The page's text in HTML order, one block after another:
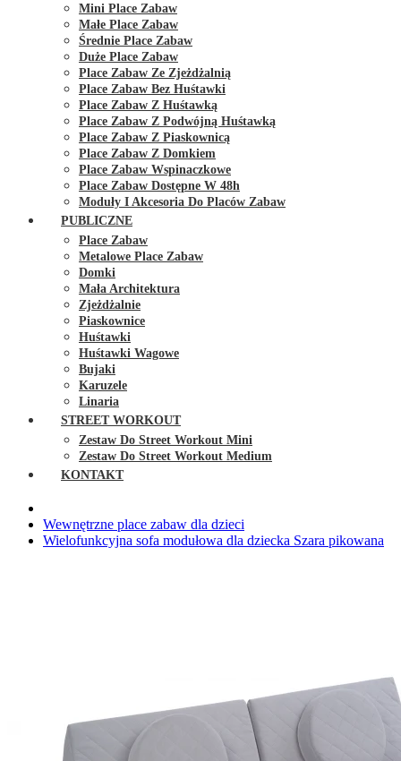
Mini Place Zabaw
Małe Place Zabaw
Średnie Place Zabaw
Duże Place Zabaw
Place Zabaw Ze Zjeżdżalnią
Place Zabaw Bez Huśtawki
Place Zabaw Z Huśtawką
Place Zabaw Z Podwójną Huśtawką
Place Zabaw Z Piaskownicą
Place Zabaw Z Domkiem
Place Zabaw Wspinaczkowe
Place Zabaw Dostępne W 48h
Moduły I Akcesoria Do Placów Zabaw
PUBLICZNE
Place Zabaw
Metalowe Place Zabaw
Domki
Mała Architektura
Zjeżdżalnie
Piaskownice
Huśtawki
Huśtawki Wagowe
Bujaki
Karuzele
Linaria
STREET WORKOUT
Zestaw Do Street Workout Mini
Zestaw Do Street Workout Medium
KONTAKT
Wewnętrzne place zabaw dla dzieci
Wielofunkcyjna sofa modułowa dla dziecka Szara pikowana